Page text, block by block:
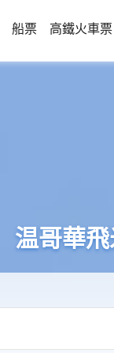
船票 高鐵火車票
温哥華